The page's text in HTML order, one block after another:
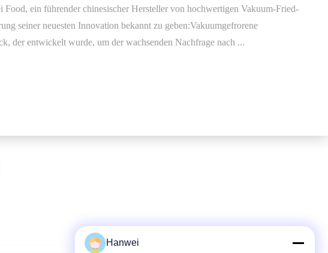
ein führender chinesischer Hersteller von hochwertigen Vakuum-Fried-
seiner neuesten Innovation bekannt zu geben:Vakuumgefrorene
der entwickelt wurde, um der wachsenden Nachfrage nach ...
Hanwei